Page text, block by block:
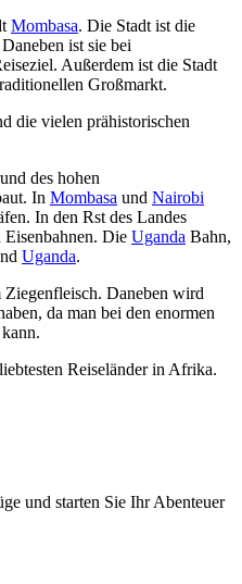
Mombasa. Die Stadt ist die
ist sie bei
Außerdem ist die Stadt
Großmarkt.
die vielen prähistorischen
des hohen
In Mombasa und Nairobi
In den Rst des Landes
Eisenbahnen. Die Uganda Bahn,
Uganda.
Daneben wird
da man bei den enormen
Reiseländer in Afrika.
und starten Sie Ihr Abenteuer